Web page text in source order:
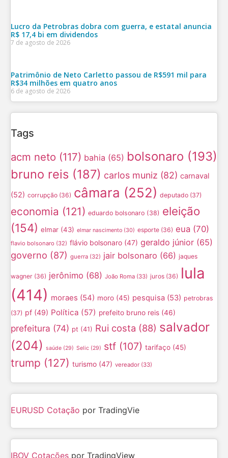
Lucro da Petrobras dobra com guerra, e estatal anuncia
R$ 17,4 bi em dividendos
7 de agosto de 2026
Patrimônio de Neto Carletto passou de R$591 mil para
R$34 milhões em quatro anos
6 de agosto de 2026
Tags
acm neto (117) bahia (65) bolsonaro (193)
bruno reis (187) carlos muniz (82) carnaval
(52) corrupção (36) câmara (252) deputado (37)
economia (121) eduardo bolsonaro (38) eleição
(154) elmar (43) elmar nascimento (30) esporte (36) eua (70)
flavio bolsonaro (32) flávio bolsonaro (47) geraldo júnior (65)
governo (87) guerra (32) jair bolsonaro (66) jaques
wagner (36) jerônimo (68) João Roma (33) juros (36) lula
(414) moraes (54) moro (45) pesquisa (53) petrobras
(37) pf (49) Política (57) prefeito bruno reis (46)
prefeitura (74) pt (41) Rui costa (88) salvador
(204) saúde (29) Selic (29) stf (107) tarifaço (45)
trump (127) turismo (47) vereador (33)
EURUSD Cotação por TradingVie
IBOV Cotações por TradingView